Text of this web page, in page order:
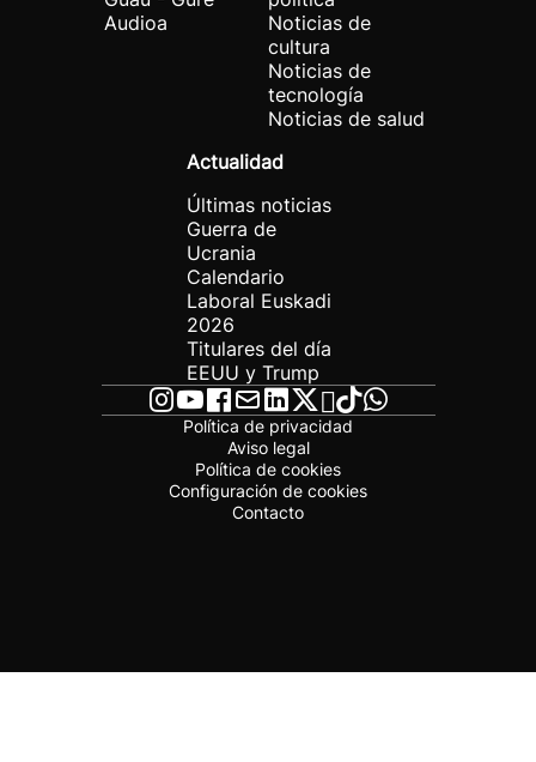
Audioa
Noticias de
cultura
Noticias de
tecnología
Noticias de salud
Actualidad
Últimas noticias
Guerra de
Ucrania
Calendario
Laboral Euskadi
2026
Titulares del día
EEUU y Trump
Política de privacidad
Aviso legal
Política de cookies
Configuración de cookies
Contacto